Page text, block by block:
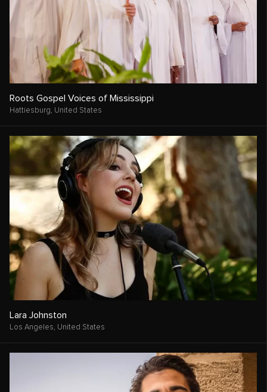
Roots Gospel Voices of Mississippi
Hattiesburg, United States
Lara Johnston
Los Angeles, United States